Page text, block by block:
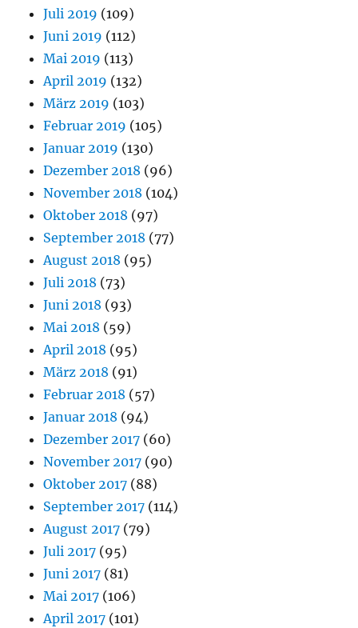
Juli 2019 (109)
Juni 2019 (112)
Mai 2019 (113)
April 2019 (132)
März 2019 (103)
Februar 2019 (105)
Januar 2019 (130)
Dezember 2018 (96)
November 2018 (104)
Oktober 2018 (97)
September 2018 (77)
August 2018 (95)
Juli 2018 (73)
Juni 2018 (93)
Mai 2018 (59)
April 2018 (95)
März 2018 (91)
Februar 2018 (57)
Januar 2018 (94)
Dezember 2017 (60)
November 2017 (90)
Oktober 2017 (88)
September 2017 (114)
August 2017 (79)
Juli 2017 (95)
Juni 2017 (81)
Mai 2017 (106)
April 2017 (101)